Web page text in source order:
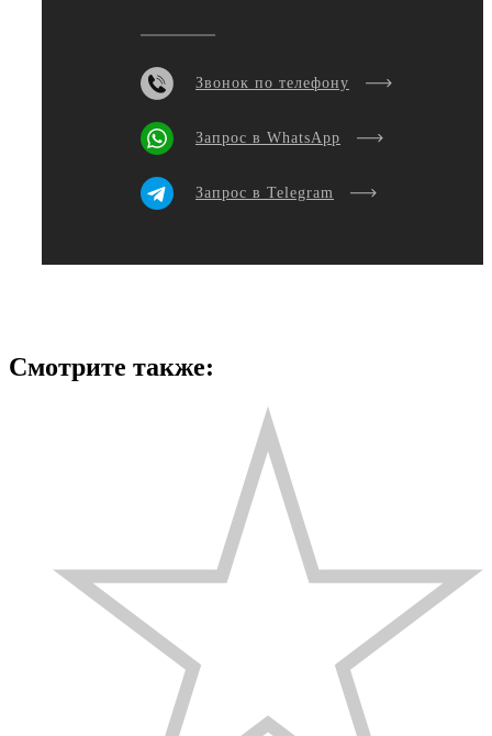
Звонок по телефону
Запрос в WhatsApp
Запрос в Telegram
Смотрите также: